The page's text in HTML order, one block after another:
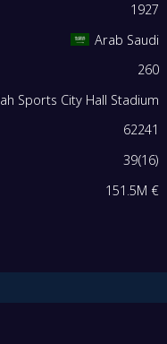
1927
Arab Saudi
260
Sports City Hall Stadium
62241
39(16)
151.5M €